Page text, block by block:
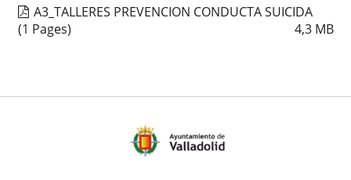
A3_TALLERES PREVENCION CONDUCTA SUICIDA
4,3 MB
(1 Pages)